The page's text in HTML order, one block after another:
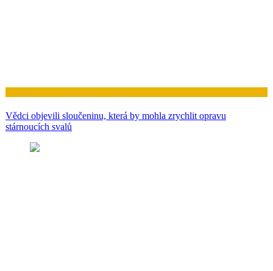
Vědci objevili sloučeninu, která by mohla zrychlit opravu
stárnoucích svalů